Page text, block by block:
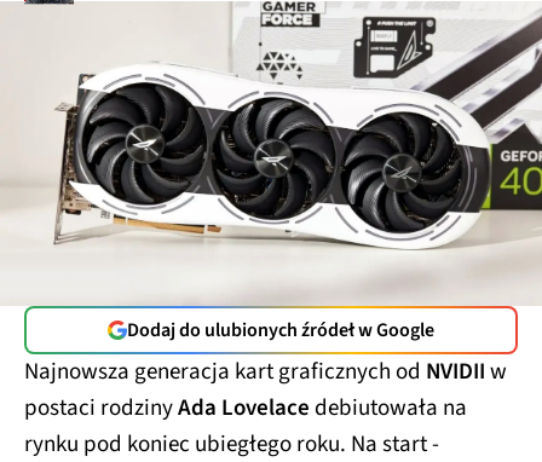
Dodaj do ulubionych źródeł w Google
Najnowsza generacja kart graficznych od NVIDIIw
postaci rodzinyAda Lovelace debiutowała na
rynku pod koniec ubiegłego roku. Na start -